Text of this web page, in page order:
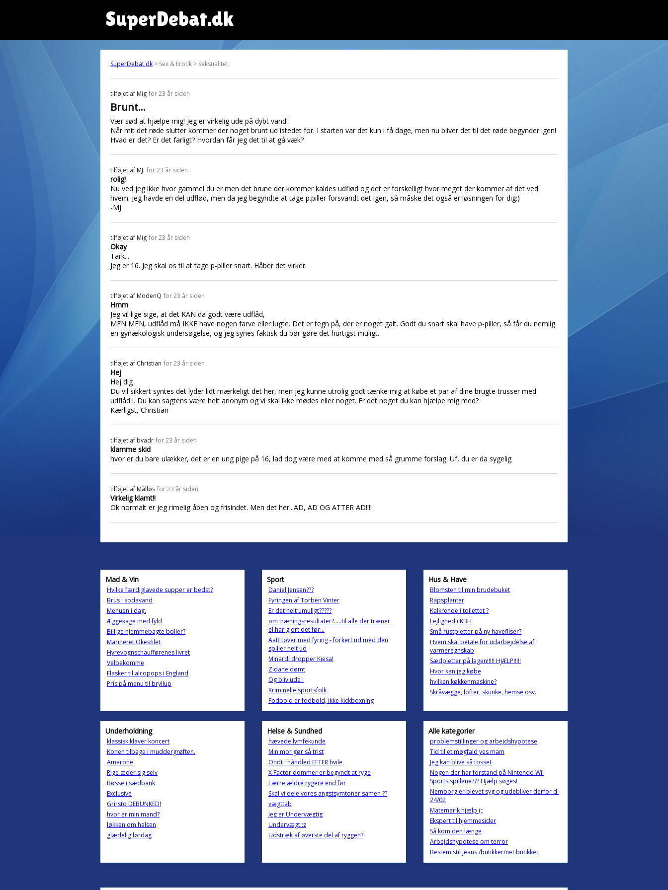
SuperDebat.dk
SuperDebat.dk > Sex & Erotik > Seksualitet
tilføjet af Mig for 23 år siden
Brunt...
Vær sød at hjælpe mig! Jeg er virkelig ude på dybt vand!
Når mit det røde slutter kommer der noget brunt ud istedet for. I starten var det kun i få dage, men nu bliver det til det røde begynder igen!
Hvad er det? Er det farligt? Hvordan får jeg det til at gå væk?
tilføjet af MJ. for 23 år siden
rolig!
Nu ved jeg ikke hvor gammel du er men det brune der kommer kaldes udflød og det er forskelligt hvor meget der kommer af det ved
hvem. Jeg havde en del udflød, men da jeg begyndte at tage p.piller forsvandt det igen, så måske det også er løsningen for dig:)
-MJ
tilføjet af Mig for 23 år siden
Okay
Tark...
Jeg er 16. Jeg skal os til at tage p-piller snart. Håber det virker.
tilføjet af ModenQ for 23 år siden
Hmm
Jeg vil lige sige, at det KAN da godt være udflåd,
MEN MEN, udflåd må IKKE have nogen farve eller lugte. Det er tegn på, der er noget galt. Godt du snart skal have p-piller, så får du nemlig
en gynækologisk undersøgelse, og jeg synes faktisk du bør gøre det hurtigst muligt.
tilføjet af Christian for 23 år siden
Hej
Hej dig
Du vil sikkert syntes det lyder lidt mærkeligt det her, men jeg kunne utrolig godt tænke mig at købe et par af dine brugte trusser med
udflåd i. Du kan sagtens være helt anonym og vi skal ikke mødes eller noget. Er det noget du kan hjælpe mig med?
Kærligst, Christian
tilføjet af bvadr for 23 år siden
klamme skid
hvor er du bare ulækker, det er en ung pige på 16, lad dog være med at komme med så grumme forslag. Uf, du er da sygelig
tilføjet af Målløs for 23 år siden
Virkelig klamt!!
Ok normalt er jeg rimelig åben og frisindet. Men det her...AD, AD OG ATTER AD!!!!
Mad & Vin
Hvilke færdiglavede supper er bedst?
Brus i sodavand
Menuen i dag.
Æggekage med fyld
Billige hjemmebagte boller?
Marineret Okesfilet
Hyrevognschaufførenes livret
Velbekomme
Flasker til alcopops i England
Pris på menu til bryllup
Sport
Daniel Jensen???
Fyringen af Torben Vinter
Er det helt umuligt?????
om træningsresultater?.....til alle der træner
el.har gjort det før...
AaB tøver med fyring - forkert ud med den
spiller helt ud
Minardi dropper Kiesa!
Zidane dømt
Og bliv ude !
Kriminelle sportsfolk
Fodbold er fodbold, ikke kickboxning
Hus & Have
Blomsten til min brudebuket
Rapsplanter
Kalkrende i toilettet ?
Lejlighed i KBH
Små rustpletter på ny havefliser?
Hvem skal betale for udarbejdelse af
varmeregnskab
Sædpletter på lagen!!!!! HJÆLP!!!!!
Hvor kan jeg købe
hvilken køkkenmaskine?
Skråvægge, lofter, skunke, hemse osv.
Underholdning
klassisk klaver koncert
Konen tilbage i muddergrøften.
Amarone
Rige æder sig selv
Bøsse i sædbank
Exclusive
Grirsto DEBUNKED!
hvor er min mand?
løkken om halsen
glædelig lørdag
Helse & Sundhed
hævede lymfekunde
Min mor gør så trist
Ondt i håndled EFTER hvile
X Factor dommer er begyndt at ryge
Færre ældre rygere end før
Skal vi dele vores angstsymtoner samen ??
vægttab
Jeg er Undervægtig
Undervægt :z
Udstræk af øverste del af ryggen?
Alle kategorier
problemstillinger og arbejdshypotese
Tid til et møgfald yes mam
Jeg kan blive så tosset
Nogen der har forstand på Nintendo Wii
Sports spillene??? Hjælp søges!
Nemborg er blevet syg og udebliver derfor d.
24/02
Matemarik hjælp (;;
Ekspert til hjemmesider
Så kom den længe
Arbejdshypotese om terror
Bestem stil jeans /butikker/net butikker